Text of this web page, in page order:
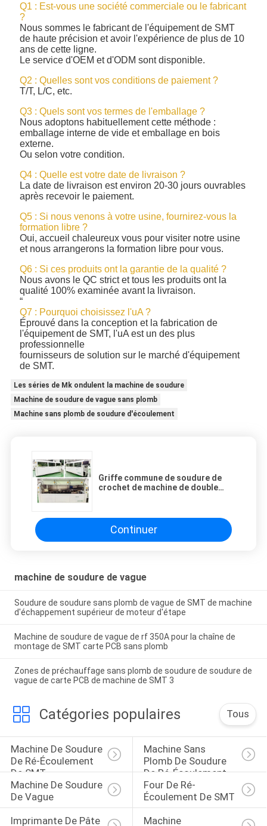
Q1 : Est-vous une société commerciale ou le fabricant
?
Nous sommes le fabricant de l'équipement de SMT
de haute précision et avoir l'expérience de plus de 10
ans de cette ligne.
Le service d'OEM et d'ODM sont disponible.
Q2 : Quelles sont vos conditions de paiement ?
T/T, L/C, etc.
Q3 : Quels sont vos termes de l'emballage ?
Nous adoptons habituellement cette méthode :
emballage interne de vide et emballage en bois
externe.
Ou selon votre condition.
Q4 : Quelle est votre date de livraison ?
La date de livraison est environ 20-30 jours ouvrables
après recevoir le paiement.
Q5 : Si nous venons à votre usine, fournirez-vous la
formation libre ?
Oui, accueil chaleureux vous pour visiter notre usine
et nous arrangerons la formation libre pour vous.
Q6 : Si ces produits ont la garantie de la qualité ?
Nous avons le QC strict et tous les produits ont la
qualité 100% examinée avant la livraison.
“
Q7 : Pourquoi choisissez l'uA ?
Éprouvé dans la conception et la fabrication de
l'équipement de SMT, l'uA est un des plus
professionnelle
fournisseurs de solution sur le marché d'équipement
de SMT.
Les séries de Mk ondulent la machine de soudure
Machine de soudure de vague sans plomb
Machine sans plomb de soudure d'écoulement
Griffe commune de soudure de
crochet de machine de double
Continuer
machine de soudure de vague
Soudure de soudure sans plomb de vague de SMT de machine
d'échappement supérieur de moteur d'étape
Machine de soudure de vague de rf 350A pour la chaîne de
montage de SMT carte PCB sans plomb
Zones de préchauffage sans plomb de soudure de soudure de
vague de carte PCB de machine de SMT 3
Catégories populaires Tous
Machine De Soudure
De Ré-Écoulement
De SMT
Machine Sans
Plomb De Soudure
De Ré-Écoulement
Machine De Soudure
De Vague
Four De Ré-
Écoulement De SMT
Imprimante De Pâte
Machine